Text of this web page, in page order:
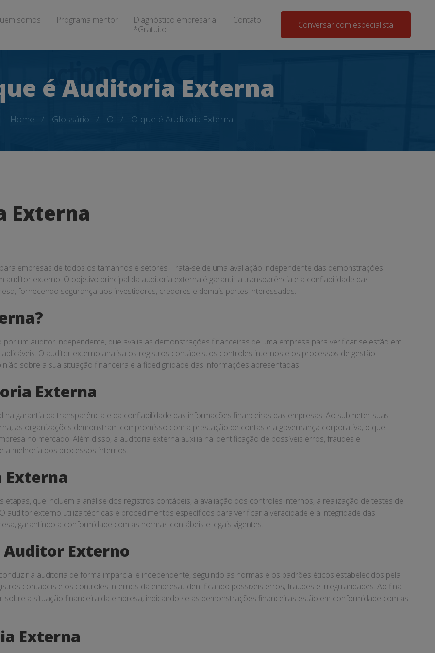
somos Programa mentor
Diagnóstico empresarial
*Gratuito
Contato Conversar com especialista
é Auditoria Externa
Home Glossário O O que é Auditoria Externa
Externa
empresas de todos os tamanhos e setores. Trata-se de uma avaliação independente das demonstrações
auditor externo. O objetivo principal da auditoria externa é garantir a transparência e a confiabilidade das
fornecendo segurança aos investidores, credores e demais partes interessadas.
um auditor independente, que avalia as demonstrações financeiras de uma empresa para verificar se estão em
O auditor externo analisa os registros contábeis, os controles internos e os processos de gestão
sobre a sua situação financeira e a fidedignidade das informações apresentadas.
Externa
na garantia da transparência e da confiabilidade das informações financeiras das empresas. Ao submeter suas
as organizações demonstram compromisso com a prestação de contas e a governança corporativa, o que
no mercado. Além disso, a auditoria externa auxilia na identificação de possíveis erros, fraudes e
a melhoria dos processos internos.
Externa
etapas, que incluem a análise dos registros contábeis, a avaliação dos controles internos, a realização de testes de
auditor externo utiliza técnicas e procedimentos específicos para verificar a veracidade e a integridade das
garantindo a conformidade com as normas contábeis e legais vigentes.
Auditor Externo
a auditoria de forma imparcial e independente, seguindo as normas e os padrões éticos estabelecidos pela
contábeis e os controles internos da empresa, identificando possíveis erros, fraudes e irregularidades. Ao final
a situação financeira da empresa, indicando se as demonstrações financeiras estão em conformidade com as
Externa